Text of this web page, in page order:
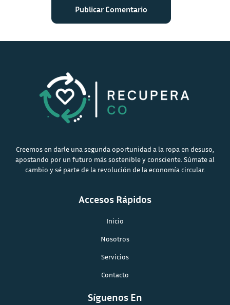
Creemos en darle una segunda oportunidad a la ropa en desuso,
apostando por un futuro más sostenible y consciente. Súmate al
cambio y sé parte de la revolución de la economía circular.
Accesos Rápidos
Inicio
Nosotros
Servicios
Contacto
Síguenos En